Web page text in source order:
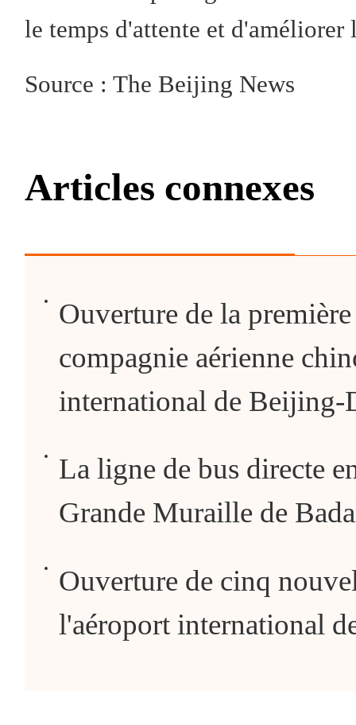
le temps d'attente et d'améliorer
Source : The Beijing News
Articles connexes
Ouverture de la
compagnie aérienne
international de
La ligne de bus directe
Grande Muraille de
Ouverture de cinq
l'aéroport international